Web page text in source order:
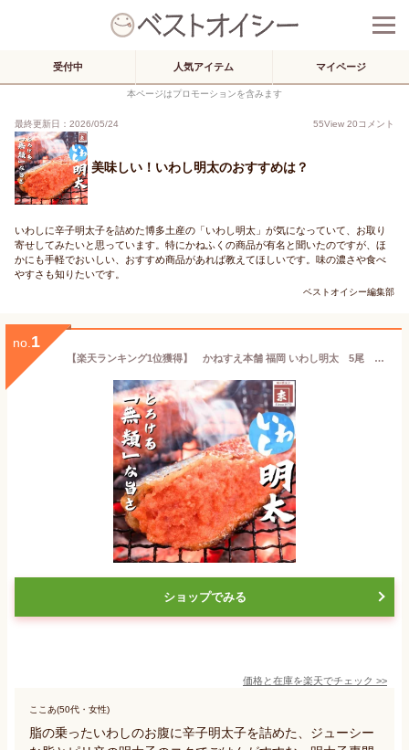
受付中 人気アイテム マイページ
本ページはプロモーションを含みます
最終更新日：2026/05/24 55View 20コメント
美味しい！いわし明太のおすすめは？
いわしに辛子明太子を詰めた博多土産の「いわし明太」が気になっていて、お取り
寄せしてみたいと思っています。特にかねふくの商品が有名と聞いたのですが、ほ
かにも手軽でおいしい、おすすめ商品があれば教えてほしいです。味の濃さや食べ
やすさも知りたいです。
ベストオイシー編集部
no. 1
【楽天ランキング1位獲得】 かねすえ本舗 福岡 いわし明太 5尾 10尾 20尾 最安値挑戦中 鰯 明太子 化粧箱 家庭用 贈答用 贈り物 お得用 まとめ買い ご飯に合う 惣菜 おつまみ お酒のお供 お土産 お取り寄せ グルメ 冷凍
ショップでみる
価格と在庫を楽天でチェック >>
ここあ(50代・女性)
脂の乗ったいわしのお腹に辛子明太子を詰めた、ジューシー